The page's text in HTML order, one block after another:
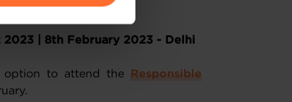
des données
2023 | 8th February 2023 - Delhi
option to attend the
Responsible